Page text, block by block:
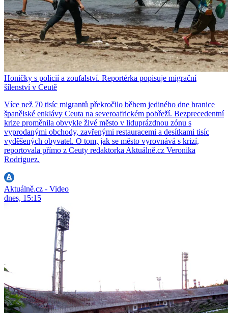
Honičky s policií a zoufalství. Reportérka popisuje migrační
šílenství v Ceutě
Více než 70 tisíc migrantů překročilo během jediného dne hranice
španělské enklávy Ceuta na severoafrickém pobřeží. Bezprecedentní
krize proměnila obvykle živé město v liduprázdnou zónu s
vyprodanými obchody, zavřenými restauracemi a desítkami tisíc
vyděšených obyvatel. O tom, jak se město vyrovnává s krizí,
reportovala přímo z Ceuty redaktorka Aktuálně.cz Veronika
Rodriguez.
Aktuálně.cz - Video
dnes, 15:15